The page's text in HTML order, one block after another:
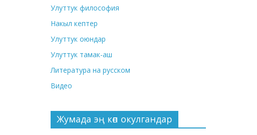
Улуттук философия
Накыл кептер
Улуттук оюндар
Улуттук тамак-аш
Литература на русском
Видео
Жумада эң көп окулгандар